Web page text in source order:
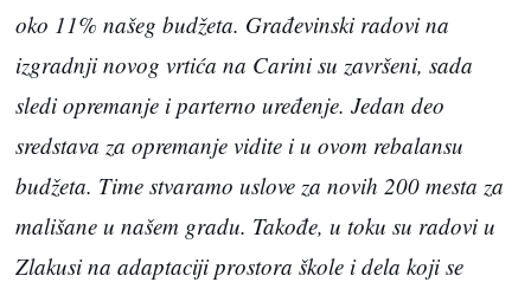
oko 11% našeg budžeta. Građevinski radovi na
izgradnji novog vrtića na Carini su završeni, sada
sledi opremanje i parterno uređenje. Jedan deo
sredstava za opremanje vidite i u ovom rebalansu
budžeta. Time stvaramo uslove za novih 200 mesta za
mališane u našem gradu. Takođe, u toku su radovi u
Zlakusi na adaptaciji prostora škole i dela koji se